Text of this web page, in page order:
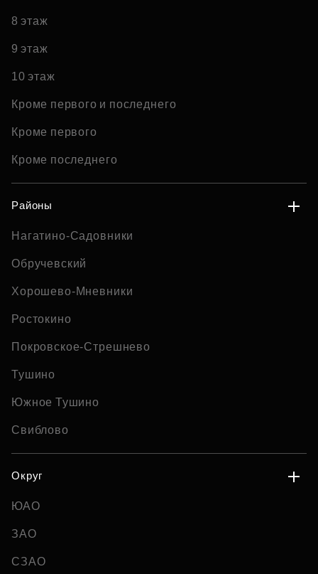
8 этаж
9 этаж
10 этаж
Кроме первого и последнего
Кроме первого
Кроме последнего
Районы
Нагатино-Садовники
Обручевский
Хорошево-Мневники
Ростокино
Покровское-Стрешнево
Тушино
Южное Тушино
Свиблово
Округ
ЮАО
ЗАО
СЗАО